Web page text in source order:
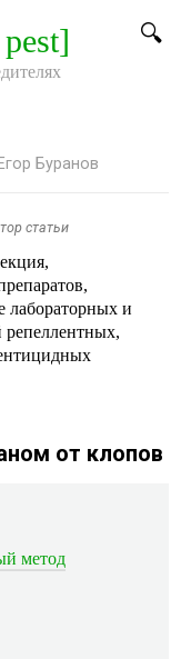
Егор Буранов
статьи
и
от клопов
метод